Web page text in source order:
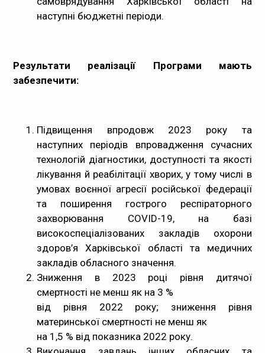
наступні бюджетні періоди.
Результати реалізації Програми мають
забезпечити:
Підвищення впродовж 2023 року та
наступних періодів впровадження сучасних
технологій діагностики, доступності та якості
лікування й реабілітації хворих, у тому числі в
умовах воєнної агресії російської федерації
та поширення гострого респіраторного
захворювання COVID-19, на базі
високоспеціалізованих закладів охорони
здоров’я Харківської області та медичних
закладів обласного значення.
Зниження в 2023 році рівня дитячої
смертності не менш як на 3 %
від рівня 2022 року; зниження рівня
материнської смертності не менш як
на 1,5 % від показника 2022 року.